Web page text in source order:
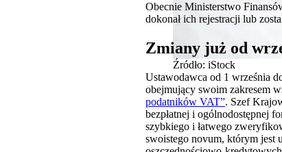
Źródło: iStock
Obecnie Ministerstwo
dokonał ich rejestracji lub
Zmiany już od
Ustawodawca od 1 września
obejmujący swoim zakresem
podatników VAT”. Szef
bezpłatnej i ogólnodostępnej
szybkiego i łatwego
swoistego novum, którym jest